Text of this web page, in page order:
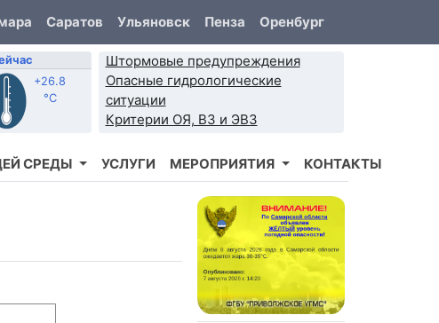
Саратов Ульяновск Пенза Оренбург
+26.8
°C
Штормовые предупреждения
Опасные гидрологические
ситуации
Критерии ОЯ, ВЗ и ЭВЗ
СРЕДЫ УСЛУГИ МЕРОПРИЯТИЯ КОНТАКТЫ